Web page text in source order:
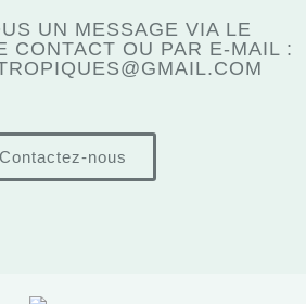
UN MESSAGE VIA LE
CONTACT OU PAR E-MAIL :
Contactez-nous